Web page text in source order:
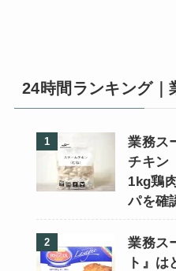
24時間ランキング｜
業務ス
チキン
1kg鶏
パを確
業務ス
ト』